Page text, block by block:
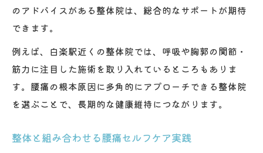
のアドバイスがある整体院は、総合的なサポートが期待
できます。
例えば、白楽駅近くの整体院では、呼吸や胸郭の関節・
筋力に注目した施術を取り入れているところもありま
す。腰痛の根本原因に多角的にアプローチできる整体院
を選ぶことで、長期的な健康維持につながります。
整体と組み合わせる腰痛セルフケア実践